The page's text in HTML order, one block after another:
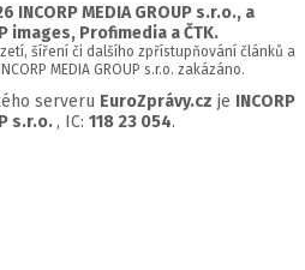
MEDIA GROUP s.r.o., a
images, Profimedia a ČTK.
šíření či dalšího zpřístupňování článků a
MEDIA GROUP s.r.o. zakázáno.
serveru EuroZprávy.cz je INCORP
s.r.o. , IC: 118 23 054.